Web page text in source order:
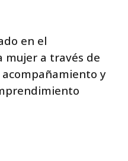
en el
mujer a través de
acompañamiento y